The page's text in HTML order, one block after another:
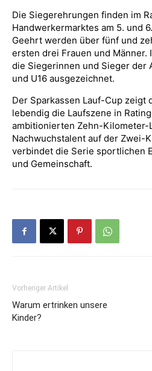
Die Siegerehrungen finden im
Handwerkermarktes am 5. und
Geehrt werden über fünf und
ersten drei Frauen und Männer.
die Siegerinnen und Sieger der
und U16 ausgezeichnet.
Der Sparkassen Lauf-Cup zeigt
lebendig die Laufszene in
ambitionierten Zehn-Kilometer-
Nachwuchstalent auf der Zwei-
verbindet die Serie sportlichen
und Gemeinschaft.
Vorheriger Artikel
Warum ertrinken unsere
Kinder?